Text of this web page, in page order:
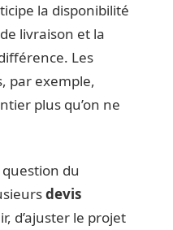
la disponibilité
livraison et la
Les
par exemple,
plus qu’on ne
du
devis
d’ajuster le projet